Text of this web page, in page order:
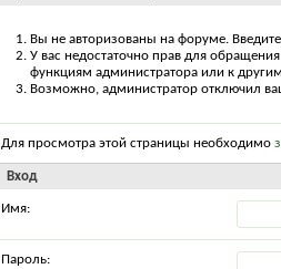
Вы не авторизованы на форуме.
У вас недостаточно прав для
функциям администратора или к
Возможно, администратор отключил
Для просмотра этой страницы необходимо
Вход
Имя:
Пароль: